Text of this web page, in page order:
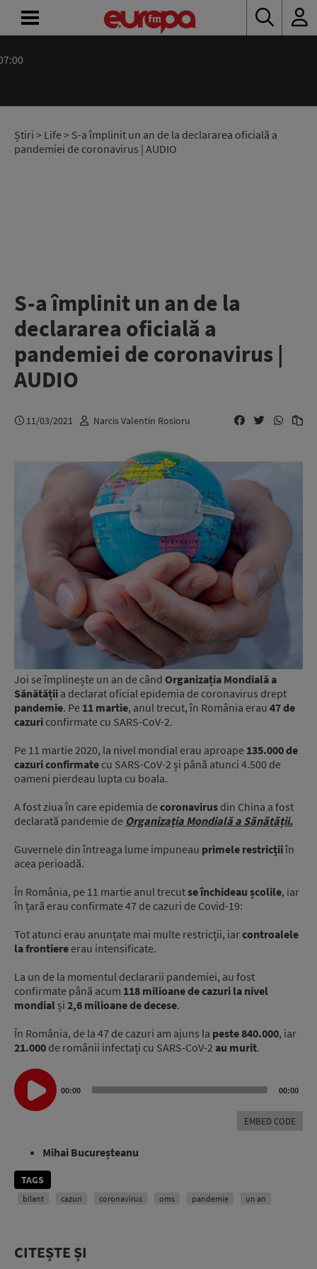
Știri > Life> S-a împlinit un an de la declararea oficială a
pandemiei de coronavirus | AUDIO
S-a împlinit un an de la
declararea oficială a
pandemiei de coronavirus |
AUDIO
11/03/2021 Narcis Valentin Rosioru
Joi se împlinește un an de când Organizația Mondială a
Sănătății a declarat oficial epidemia de coronavirus drept
pandemie. Pe 11 martie, anul trecut, în România erau 47 de
cazuri confirmate cu SARS-CoV-2.
Pe 11 martie 2020, la nivel mondial erau aproape 135.000 de
cazuri confirmate cu SARS-CoV-2 și până atunci 4.500 de
oameni pierdeau lupta cu boala.
A fost ziua în care epidemia decoronavirus din China a fost
declarată pandemie de Organizația Mondială a Sănătății.
Guvernele din întreaga lume impuneau primele restricțiiîn
acea perioadă.
În România, pe 11 martie anul trecutse închideau școlile, iar
în țară erau confirmate 47 de cazuri de Covid-19:
Tot atunci erau anunțate mai multe restricții, iarcontroalele
la frontiere erau intensificate.
La un de la momentul declararii pandemiei, au fost
confirmate până acum 118 milioane de cazuri la nivel
mondial și 2,6 milioane de decese.
În România, de la 47 de cazuri am ajuns la peste 840.000, iar
21.000 de românii infectați cu SARS-CoV-2 au murit.
Audio
Player
00:00 00:00
EMBED CODE
Mihai Bucureșteanu
TAGS
bilant cazuri coronavirus oms pandemie un an
CITEȘTE ȘI
ACASĂ
RADIO